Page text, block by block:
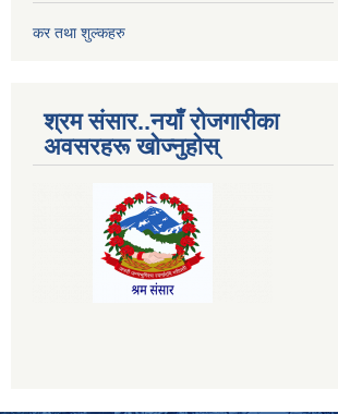
कर तथा शुल्कहरु
श्रम संसार..नयाँ रोजगारीका
अवसरहरू खोज्नुहोस्